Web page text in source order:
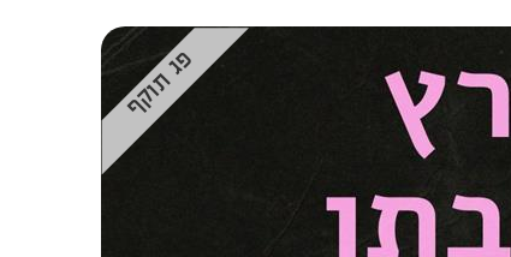
פג תוקף